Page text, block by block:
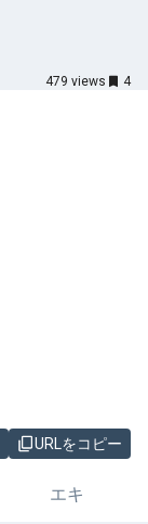
479 views 4
URLをコピー
エキ